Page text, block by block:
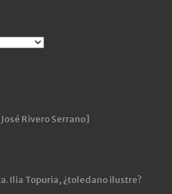
Rivero Serrano]
Ilia Topuria, ¿toledano ilustre?